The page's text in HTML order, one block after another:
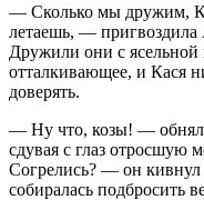
— Сколько мы дружим,
летаешь, — пригвоздила
Дружили они с
отталкивающее, и Кася
доверять.
— Ну что, козы! — обнял
сдувая с глаз отросшую
Согрелись? — он кивнул
собиралась подбросить